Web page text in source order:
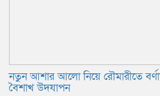
নতুন আশার আলো নিয়ে রৌমারীতে
বৈশাখ উদযাপন